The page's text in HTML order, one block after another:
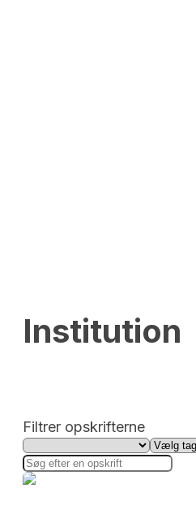
Institution
Filtrer opskrifterne